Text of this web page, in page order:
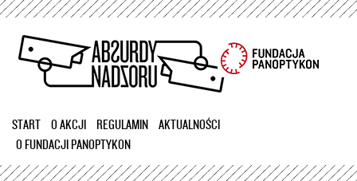
Przejdź
treści
START O AKCJI REGULAMIN
AKTUALNOŚCI
O FUNDACJI PANOPTYKON